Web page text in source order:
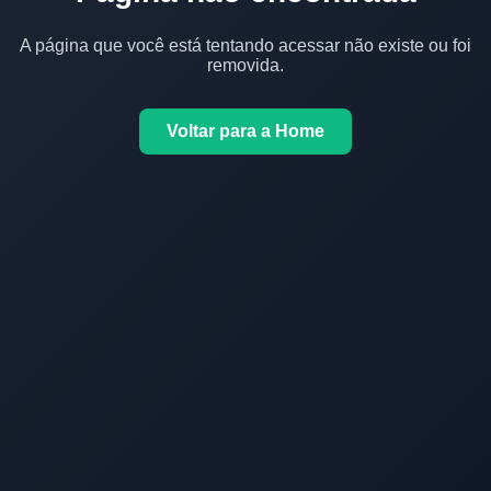
A página que você está tentando acessar não existe ou foi
removida.
Voltar para a Home